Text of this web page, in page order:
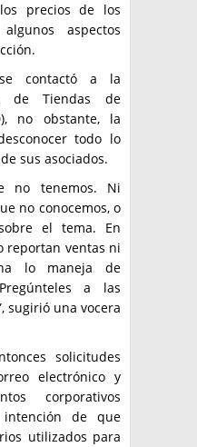
precios de los
aspectos
contactó a la
de Tiendas de
no obstante, la
todo lo
sus asociados.
no tenemos. Ni
no conocemos, o
el tema. En
reportan ventas ni
lo maneja de
a las
sugirió una vocera
solicitudes
electrónico y
corporativos
de que
utilizados para